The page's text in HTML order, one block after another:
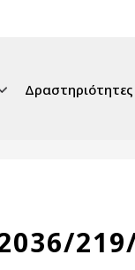
Δραστηριότητες